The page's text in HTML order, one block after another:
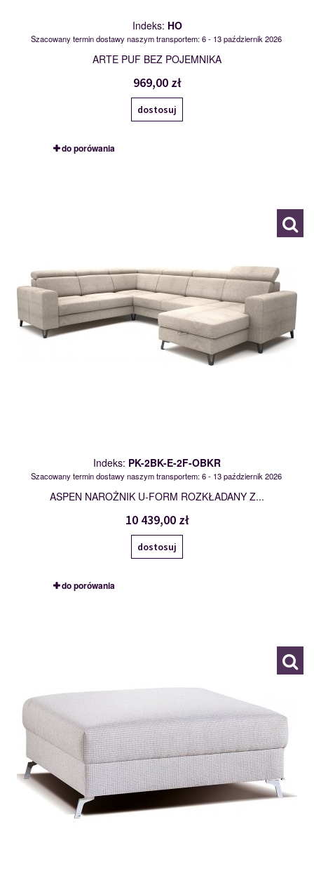
Indeks: HO
Szacowany termin dostawy naszym transportem: 6 - 13 październik 2026
ARTE PUF BEZ POJEMNIKA
969,00 zł
dostosuj
do porówania
Indeks: PK-2BK-E-2F-OBKR
Szacowany termin dostawy naszym transportem: 6 - 13 październik 2026
ASPEN NAROŻNIK U-FORM ROZKŁADANY Z...
10 439,00 zł
dostosuj
do porówania